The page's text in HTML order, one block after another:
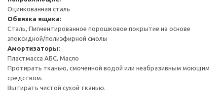
Оцинкованная сталь
Обвязка ящика:
Сталь, Пигментированное порошковое покрытие на основе
эпоксидной/полиэфирной смолы
Амортизаторы:
Пластмасса АБС, Масло
Протирать тканью, смоченной водой или неабразивным моющим
средством.
Вытирать чистой сухой тканью.